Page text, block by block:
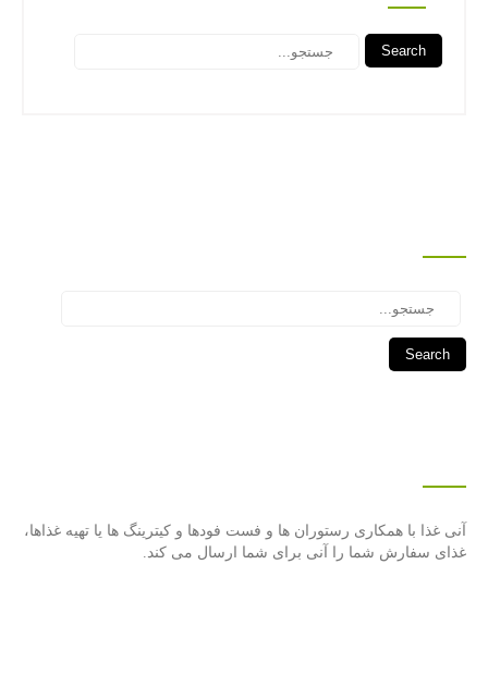
Search
آنی غذا با همكاری رستوران ها و فست فودها و كیترینگ ها یا تهیه غذاها،
غذای سفارش شما را آنی برای شما ارسال می كند.